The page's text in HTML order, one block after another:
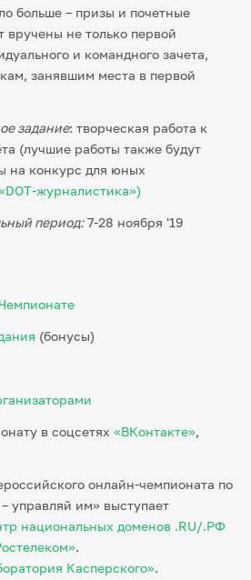
больше – призы и почетные
вручены не только первой
и командного зачета,
занявшим места в первой
задание: творческая работа к
(лучшие работы также будут
на конкурс для юных
журналистика»)
период:7-28 ноября '19
(бонусы)
в соцсетях«ВКонтакте»,
онлайн-чемпионата по
управляй им» выступает
национальных доменов .RU/.РФ
.
Касперского».